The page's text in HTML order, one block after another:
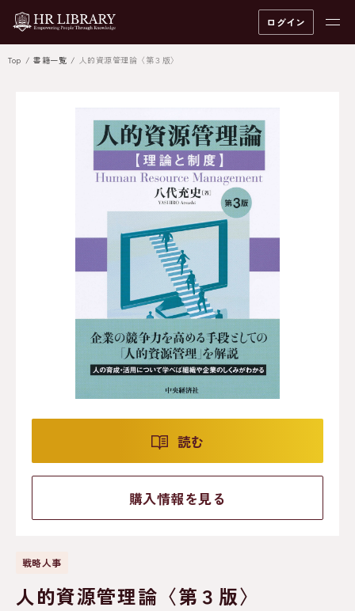
ログイン
Top 書籍一覧 人的資源管理論〈第３版〉
読む
購入情報を見る
戦略人事
人的資源管理論〈第３版〉